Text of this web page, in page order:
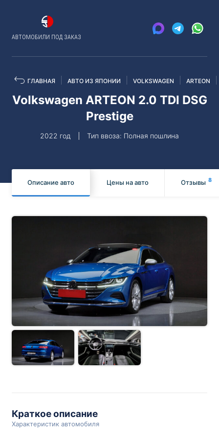
АВТОМОБИЛИ ПОД ЗАКАЗ
ГЛАВНАЯ АВТО ИЗ ЯПОНИИ VOLKSWAGEN ARTEON
Volkswagen ARTEON 2.0 TDI DSG
Prestige
2022 год Тип ввоза: Полная пошлина
Описание авто Цены на авто Отзывы 8
Краткое описание
Характеристик автомобиля